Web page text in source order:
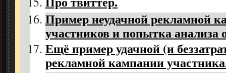
Пример неудачной рекламной
участников и попытка анализа
Ещё пример удачной (и
рекламной кампании